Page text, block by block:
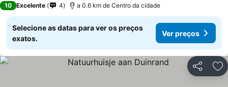
10 Excelente 4 a 0.6 km de Centro da cidade
Selecione as datas para ver os preços
exatos.
Ver preços
Partilhar